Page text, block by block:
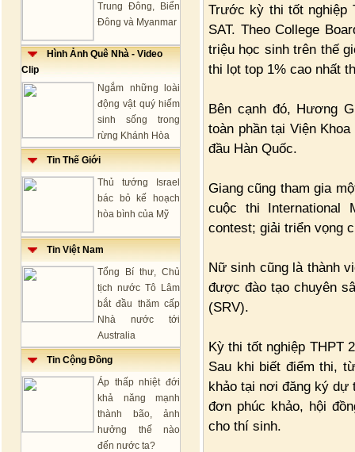
Trung Đông, Biển
Đông và Myanmar
Hình Ảnh Quê Nhà - Video
Clip
Ngắm những loài
động vật quý hiếm
sinh sống trong
rừng Khánh Hòa
Tin Thế Giới
Thủ tướng Israel
bác bỏ kế hoạch
hòa bình của Mỹ
Tin Việt Nam
Tổng Bí thư, Chủ
tịch nước Tô Lâm
bắt đầu thăm cấp
Nhà nước tới
Australia
Tin Cộng Đồng
Áp thấp nhiệt đới
khả năng mạnh
thành bão, ảnh
hưởng thế nào
đến nước ta?
Trước kỳ thi tốt nghiệp
SAT. Theo College
triệu học sinh trên thế
thi lọt top 1% cao nhất
Bên cạnh đó, Hương
toàn phần tại Viện
đầu Hàn Quốc.
Giang cũng tham gia
cuộc thi International
contest; giải triển vọng
Nữ sinh cũng là thành
được đào tạo chuyên
(SRV).
Kỳ thi tốt nghiệp THPT
Sau khi biết điểm thi,
khảo tại nơi đăng ký dự
đơn phúc khảo, hội
cho thí sinh.